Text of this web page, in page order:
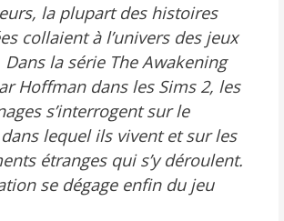
la plupart des histoires
collaient à l’univers des jeux
Dans la série The Awakening
Hoffman dans les Sims 2, les
s’interrogent sur le
lequel ils vivent et sur les
étranges qui s’y déroulent.
se dégage enfin du jeu